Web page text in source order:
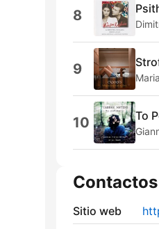
8
9
10 To
Contactos
Sitio web